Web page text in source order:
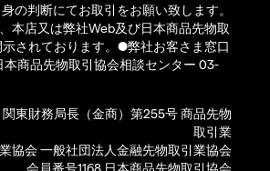
の判断にてお取引をお願い致します。
本店又は弊社Web及び日本商品先物取
されております。●弊社お客さま窓口
本商品先物取引協会相談センター 03-
東財務局長（金商）第255号 商品先物
取引業
協会 一般社団法人金融先物取引業協会
会員番号1168 日本商品先物取引協会